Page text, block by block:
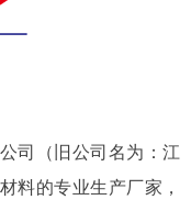
（旧公司名为：江
料的专业生产厂家，